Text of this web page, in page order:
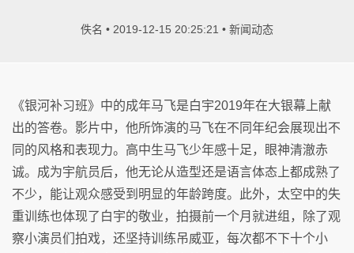
佚名 • 2019-12-15 20:25:21 • 新闻动态
《银河补习班》中的成年马飞是白宇2019年在大银幕上献
出的答卷。影片中，他所饰演的马飞在不同年纪会展现出不
同的风格和表现力。高中生马飞少年感十足，眼神清澈赤
诚。成为宇航员后，他无论从造型还是语言体态上都成熟了
不少，能让观众感受到明显的年龄跨度。此外，太空中的失
重训练也体现了白宇的敬业，拍摄前一个月就进组，除了观
察小演员们拍戏，还坚持训练吊威亚，每次都不下十个小